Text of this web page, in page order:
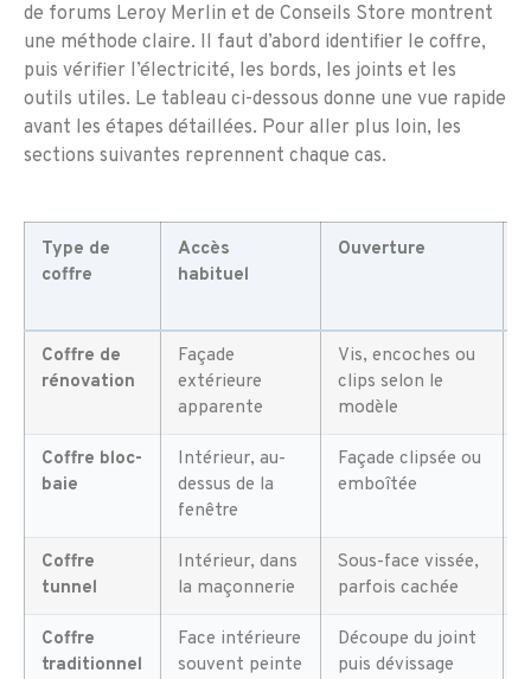
de forums Leroy Merlin et de Conseils Store montrent
une méthode claire. Il faut d’abord identifier le coffre,
puis vérifier l’électricité, les bords, les joints et les
outils utiles. Le tableau ci-dessous donne une vue rapide
avant les étapes détaillées. Pour aller plus loin, les
sections suivantes reprennent chaque cas.
Type de
coffre
Accès
habituel
Ouverture
Coffre de
rénovation
Façade
extérieure
apparente
Vis, encoches ou
clips selon le
modèle
Coffre bloc-
baie
Intérieur, au-
dessus de la
fenêtre
Façade clipsée ou
emboîtée
Coffre
tunnel
Intérieur, dans
la maçonnerie
Sous-face vissée,
parfois cachée
Coffre
traditionnel
Face intérieure
souvent peinte
Découpe du joint
puis dévissage